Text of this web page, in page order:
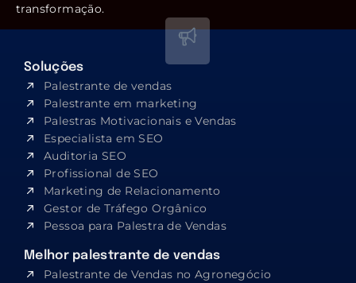
transformação.
Soluções
Palestrante de vendas
Palestrante em marketing
Palestras Motivacionais e Vendas
Especialista em SEO​
Auditoria SEO
Profissional de SEO
Marketing de Relacionamento
Gestor de Tráfego Orgânico
Pessoa para Palestra de Vendas
Melhor palestrante de vendas
Palestrante de Vendas no Agronegócio